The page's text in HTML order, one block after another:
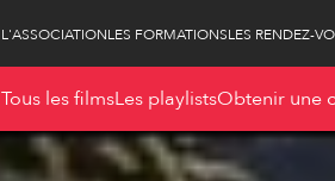
L'ASSOCIATIONLES FORMATIONSLES RENDEZ-
Tous les filmsLes playlistsObtenir une